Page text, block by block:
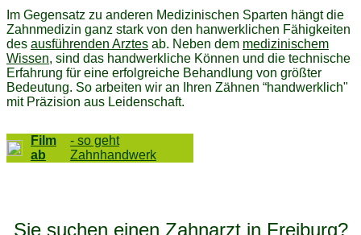
Im Gegensatz zu anderen Medizinischen Sparten hängt die
Zahnmedizin ganz stark von den hanwerklichen Fähigkeiten
des ausführenden Arztes ab. Neben dem medizinischem
Wissen, sind das handwerkliche Können und die technische
Erfahrung für eine erfolgreiche Behandlung von größter
Bedeutung. So arbeiten wir an Ihren Zähnen “handwerklich"
mit Präzision aus Leidenschaft.
Film
ab
- so geht
Zahnhandwerk
Sie suchen einen Zahnarzt in Freiburg?